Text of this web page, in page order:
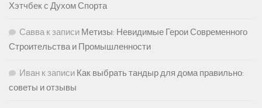
Хэтчбек с Духом Спорта
Саввак записи Метизы: Невидимые Герои Современного
Строительства и Промышленности
Иван к записи Как выбрать тандыр для дома правильно:
советы и отзывы